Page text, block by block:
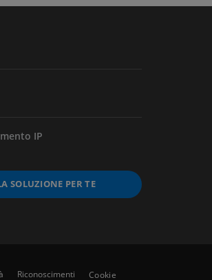
IP
SOLUZIONE PER TE
Riconoscimenti Cookie